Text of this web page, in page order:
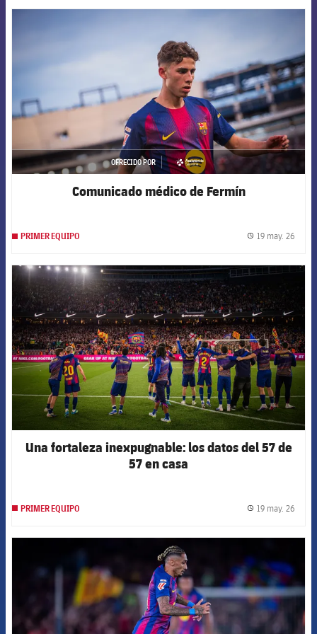
OFRECIDO POR
asistencia
Comunicado médico de Fermín
PRIMER EQUIPO 19 may. 26
FCB Barcelona badge
Una fortaleza inexpugnable: los datos del 57 de
57 en casa
PRIMER EQUIPO 19 may. 26
FCB Barcelona badge